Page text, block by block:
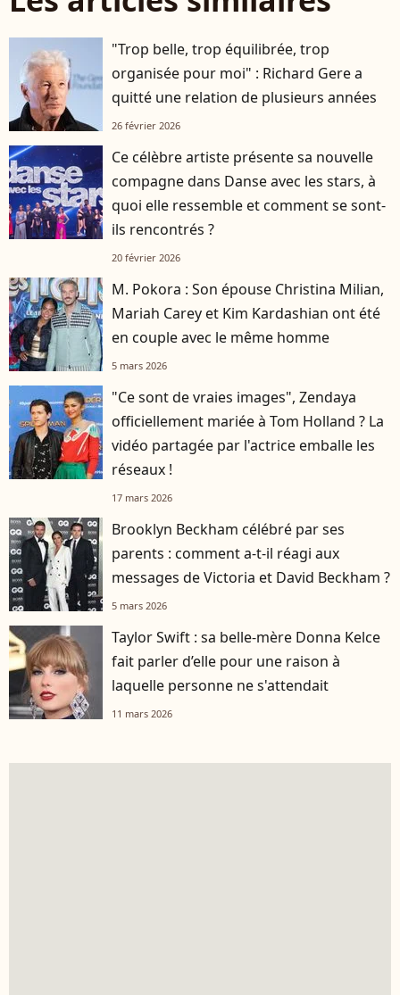
"Trop belle, trop équilibrée, trop
organisée pour moi" : Richard Gere a
quitté une relation de plusieurs années
26 février 2026
Ce célèbre artiste présente sa nouvelle
compagne dans Danse avec les stars, à
quoi elle ressemble et comment se sont-
ils rencontrés ?
20 février 2026
M. Pokora : Son épouse Christina Milian,
Mariah Carey et Kim Kardashian ont été
en couple avec le même homme
5 mars 2026
"Ce sont de vraies images", Zendaya
officiellement mariée à Tom Holland ? La
vidéo partagée par l'actrice emballe les
réseaux !
17 mars 2026
Brooklyn Beckham célébré par ses
parents : comment a-t-il réagi aux
messages de Victoria et David Beckham ?
5 mars 2026
Taylor Swift : sa belle-mère Donna Kelce
fait parler d’elle pour une raison à
laquelle personne ne s'attendait
11 mars 2026